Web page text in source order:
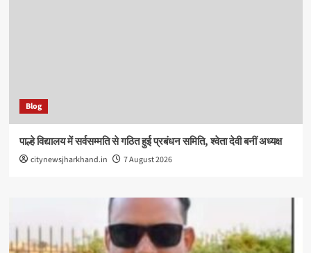
Blog
पाल्हे विद्यालय में सर्वसम्मति से गठित हुई प्रबंधन समिति, श्वेता देवी बनीं अध्यक्ष
citynewsjharkhand.in 7 August 2026